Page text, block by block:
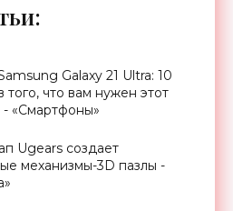
Galaxy 21 Ultra: 10
того, что вам нужен этот
«Смартфоны»
Ugears создает
механизмы-3D пазлы -